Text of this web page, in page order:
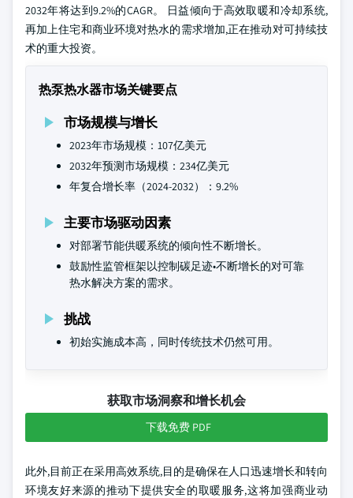
2032年将达到9.2%的CAGR。 日益倾向于高效取暖和冷却系统,
再加上住宅和商业环境对热水的需求增加,正在推动对可持续技
术的重大投资。
热泵热水器市场关键要点
市场规模与增长
2023年市场规模：107亿美元
2032年预测市场规模：234亿美元
年复合增长率（2024-2032）：9.2%
主要市场驱动因素
对部署节能供暖系统的倾向性不断增长。
鼓励性监管框架以控制碳足迹•不断增长的对可靠
热水解决方案的需求。
挑战
初始实施成本高，同时传统技术仍然可用。
获取市场洞察和增长机会
下载免费 PDF
此外,目前正在采用高效系统,目的是确保在人口迅速增长和转向
环境友好来源的推动下提供安全的取暖服务,这将加强商业动